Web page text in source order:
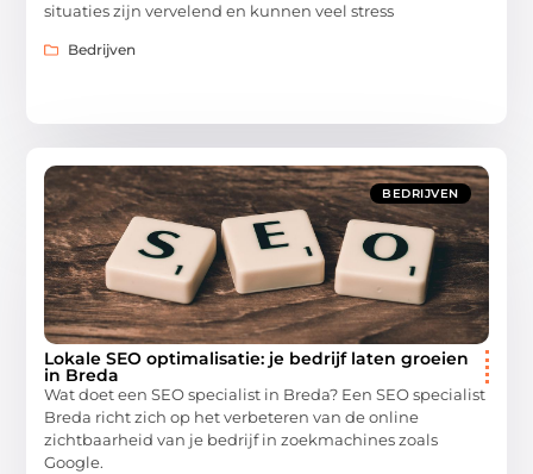
situaties zijn vervelend en kunnen veel stress
Bedrijven
BEDRIJVEN
Lokale SEO optimalisatie: je bedrijf laten groeien
in Breda
Wat doet een SEO specialist in Breda? Een SEO specialist
Breda richt zich op het verbeteren van de online
zichtbaarheid van je bedrijf in zoekmachines zoals
Google.